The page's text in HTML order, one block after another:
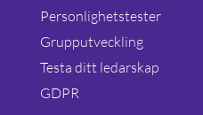
Personlighetstester
Grupputveckling
Testa ditt ledarskap
GDPR